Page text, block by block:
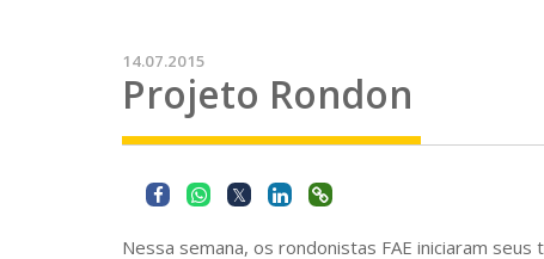
14.07.2015
Projeto Rondon
Nessa semana, os rondonistas FAE iniciaram